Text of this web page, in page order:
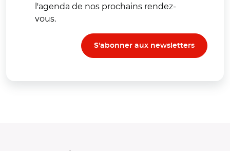
l'agenda de nos prochains rendez-
vous.
S'abonner aux newsletters